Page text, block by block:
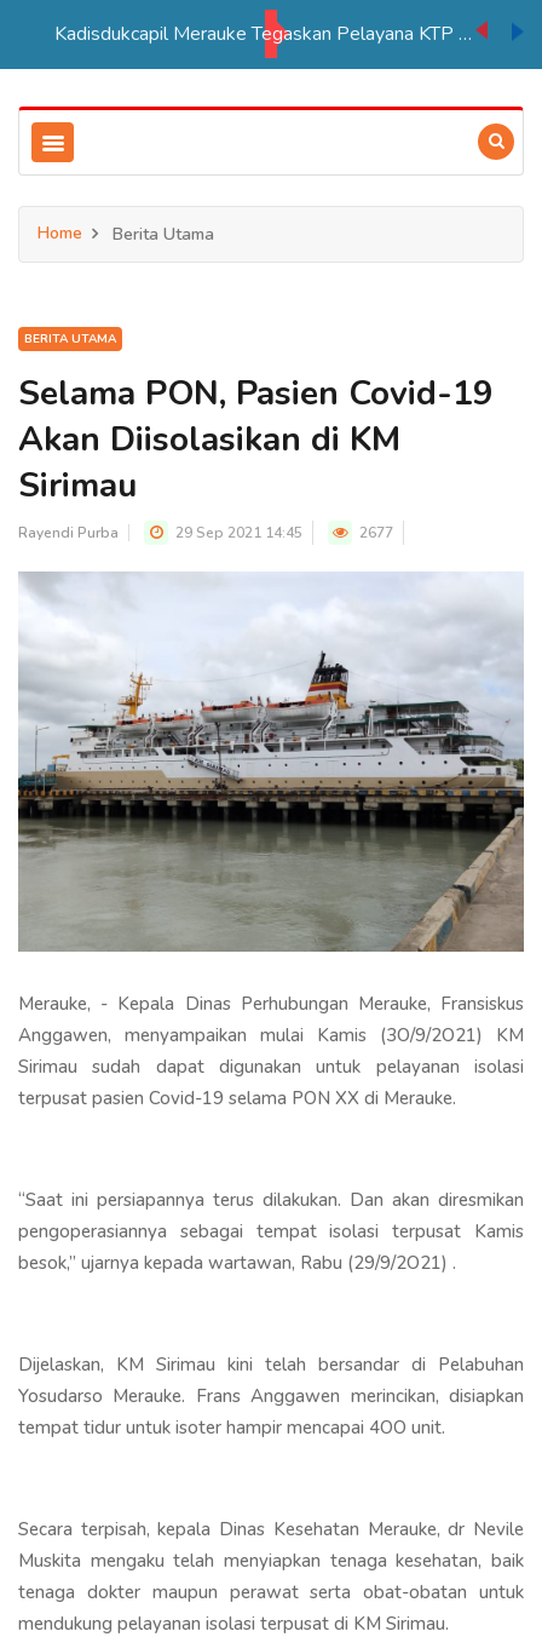
Kadisdukcapil Merauke Tegaskan Pelayana KTP Sesuai SOP
Home Berita Utama
BERITA UTAMA
Selama PON, Pasien Covid-19
Akan Diisolasikan di KM
Sirimau
Rayendi Purba 29 Sep 2021 14:45 2677
Merauke, - Kepala Dinas Perhubungan Merauke, Fransiskus
Anggawen, menyampaikan mulai Kamis (3O/9/2O21) KM
Sirimau sudah dapat digunakan untuk pelayanan isolasi
terpusat pasien Covid-19 selama PON XX di Merauke.
“Saat ini persiapannya terus dilakukan. Dan akan diresmikan
pengoperasiannya sebagai tempat isolasi terpusat Kamis
besok,” ujarnya kepada wartawan, Rabu (29/9/2O21) .
Dijelaskan, KM Sirimau kini telah bersandar di Pelabuhan
Yosudarso Merauke. Frans Anggawen merincikan, disiapkan
tempat tidur untuk isoter hampir mencapai 4OO unit.
Secara terpisah, kepala Dinas Kesehatan Merauke, dr Nevile
Muskita mengaku telah menyiapkan tenaga kesehatan, baik
tenaga dokter maupun perawat serta obat-obatan untuk
mendukung pelayanan isolasi terpusat di KM Sirimau.